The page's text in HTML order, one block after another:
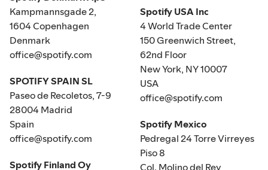
Kampmannsgade 2,
1604 Copenhagen
Denmark
office@spotify.com
SPOTIFY SPAIN SL
Paseo de Recoletos, 7-9
28004 Madrid
Spain
office@spotify.com
Spotify Finland Oy
Spotify USA Inc
4 World Trade Center
150 Greenwich Street,
62nd Floor
New York, NY 10007
USA
office@spotify.com
Spotify Mexico
Pedregal 24 Torre Virreyes
Piso 8
Col. Molino del Rey